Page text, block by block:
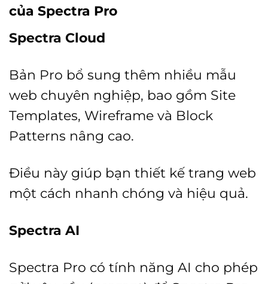
của Spectra Pro
Spectra Cloud
Bản Pro bổ sung thêm nhiều mẫu
web chuyên nghiệp, bao gồm Site
Templates, Wireframe và Block
Patterns nâng cao.
Điều này giúp bạn thiết kế trang web
một cách nhanh chóng và hiệu quả.
Spectra AI
Spectra Pro có tính năng AI cho phép